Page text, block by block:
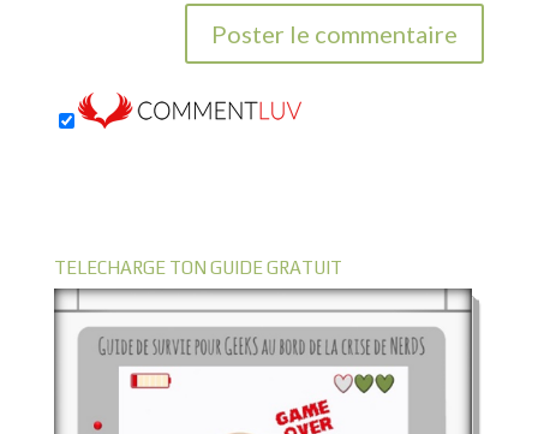
TELECHARGE TON GUIDE GRATUIT